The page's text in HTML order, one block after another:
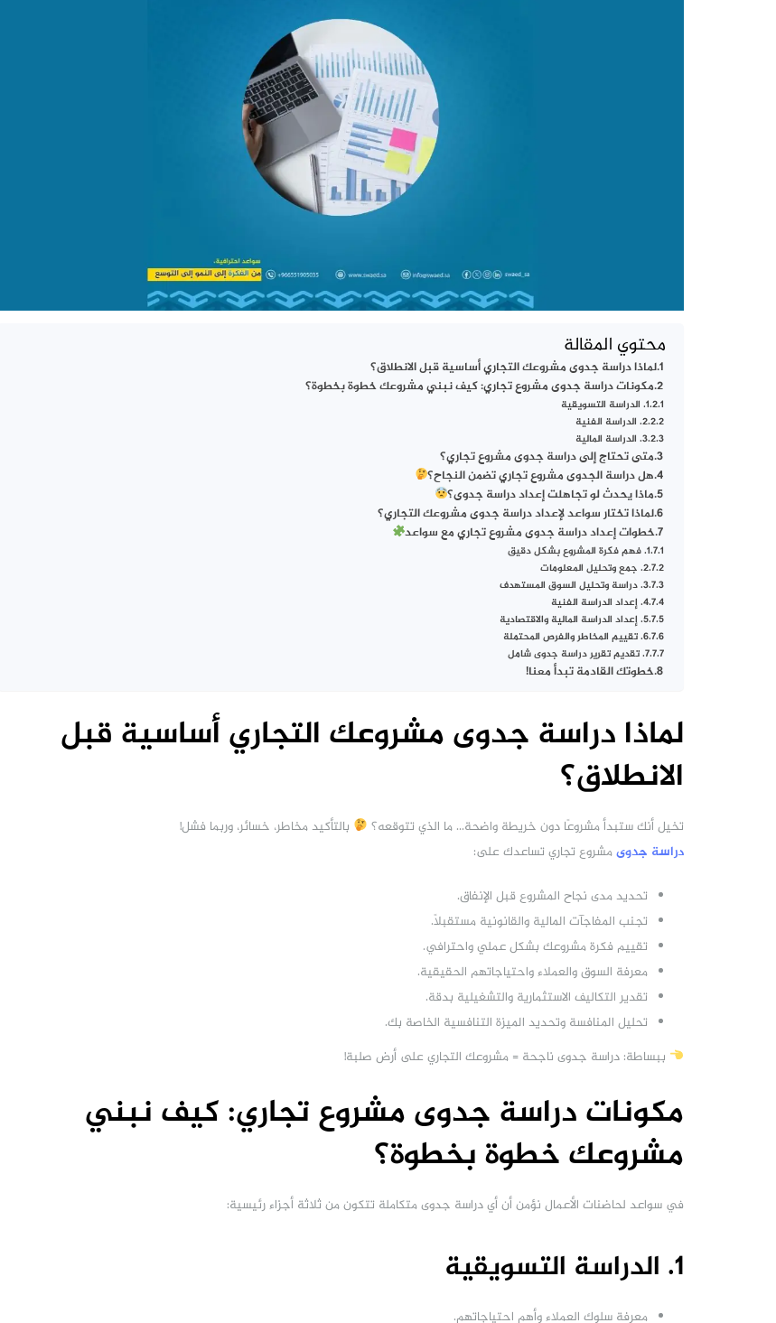
محتوي المقالة
لماذا دراسة جدوى مشروعك التجاري أساسية قبل الانطلاق؟
مكونات دراسة جدوى مشروع تجاري: كيف نبني مشروعك خطوة بخطوة؟
1. الدراسة التسويقية
2. الدراسة الفنية
3. الدراسة المالية
متى تحتاج إلى دراسة جدوى مشروع تجاري؟
هل دراسة الجدوى مشروع تجاري تضمن النجاح؟
ماذا يحدث لو تجاهلت إعداد دراسة جدوى؟
لماذا تختار سواعد لإعداد دراسة جدوى مشروعك التجاري؟
خطوات إعداد دراسة جدوى مشروع تجاري مع سواعد
1. فهم فكرة المشروع بشكل دقيق
2. جمع وتحليل المعلومات
3. دراسة وتحليل السوق المستهدف
4. إعداد الدراسة الفنية
5. إعداد الدراسة المالية والاقتصادية
6. تقييم المخاطر والفرص المحتملة
7. تقديم تقرير دراسة جدوى شامل
خطوتك القادمة تبدأ معنا!
لماذا دراسة جدوى مشروعك التجاري أساسية قبل
الانطلاق؟
تخيل أنك ستبدأ مشروعًا دون خريطة واضحة… ما الذي تتوقعه؟
بالتأكيد مخاطر، خسائر، وربما فشل!
دراسة جدوىمشروع تجاري تساعدك على:
تحديد مدى نجاح المشروع قبل الإنفاق.
تجنب المفاجآت المالية والقانونية مستقبلاً.
تقييم فكرة مشروعك بشكل عملي واحترافي.
معرفة السوق والعملاء واحتياجاتهم الحقيقية.
تقدير التكاليف الاستثمارية والتشغيلية بدقة.
تحليل المنافسة وتحديد الميزة التنافسية الخاصة بك.
ببساطة: دراسة جدوى ناجحة = مشروعك التجاري على أرض صلبة!
مكونات دراسة جدوى مشروع تجاري: كيف نبني
مشروعك خطوة بخطوة؟
في سواعد لحاضنات الأعمال نؤمن أن أي دراسة جدوى متكاملة تتكون من ثلاثة أجزاء رئيسية:
1. الدراسة التسويقية
معرفة سلوك العملاء وأهم احتياجاتهم.